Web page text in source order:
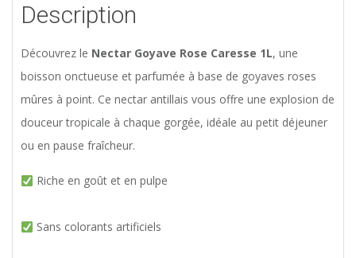
Description
Découvrez le Nectar Goyave Rose Caresse 1L, une
boisson onctueuse et parfumée à base de goyaves roses
mûres à point. Ce nectar antillais vous offre une explosion de
douceur tropicale à chaque gorgée, idéale au petit déjeuner
ou en pause fraîcheur.
Riche en goût et en pulpe
Sans colorants artificiels